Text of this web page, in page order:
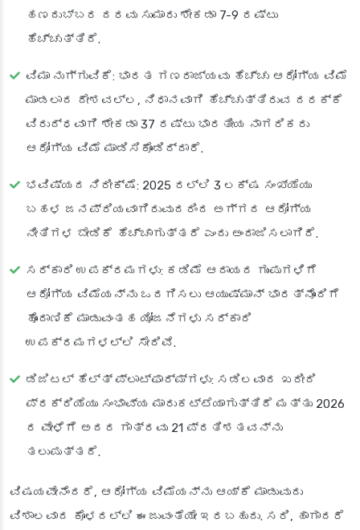
ಹಣದುಬ್ಬರ ದರವು ಸುಮಾರು ಶೇಕಡಾ 7-9 ರಷ್ಟು
ಹೆಚ್ಚುತ್ತಿದೆ.
ವಿಮಾ ನುಗ್ಗುವಿಕೆ: ಭಾರತ ಗಣರಾಜ್ಯವು ಹೆಚ್ಚು ಆರೋಗ್ಯ ವಿಮೆ
ಮಾಡಲಾದ ದೇಶವಲ್ಲ, ನಿಧಾನವಾಗಿ ಹೆಚ್ಚುತ್ತಿರುವ ದರಕ್ಕೆ
ವಿರುದ್ಧವಾಗಿ ಶೇಕಡಾ 37 ರಷ್ಟು ಭಾರತೀಯ ನಾಗರಿಕರು
ಆರೋಗ್ಯ ವಿಮೆ ಮಾಡಿಸಿಕೊಂಡಿದ್ದಾರೆ.
ಭವಿಷ್ಯದ ನಿರೀಕ್ಷೆ: 2025 ರಲ್ಲಿ 3 ಲಕ್ಷ ಸಂಖ್ಯೆಯು
ಬಹಳ ಜನಪ್ರಿಯವಾಗಿರುವುದರಿಂದ ಅಗ್ಗದ ಆರೋಗ್ಯ
ನೀತಿಗಳ ಬೇಡಿಕೆ ಹೆಚ್ಚಾಗುತ್ತದೆ ಎಂದು ಅಂದಾಜಿಸಲಾಗಿದೆ.
ಸರ್ಕಾರಿ ಉಪಕ್ರಮಗಳು: ಕಡಿಮೆ ಆದಾಯದ ಗುಂಪುಗಳಿಗೆ
ಆರೋಗ್ಯ ವಿಮೆಯನ್ನು ಒದಗಿಸಲು ಆಯುಷ್ಮಾನ್ ಭಾರತ್‌ನೊಂದಿಗೆ
ಹೊಂದಾಣಿಕೆ ಮಾಡುವಂತಹ ಯೋಜನೆಗಳು ಸರ್ಕಾರಿ
ಉಪಕ್ರಮಗಳಲ್ಲಿ ಸೇರಿವೆ.
ಡಿಜಿಟಲ್ ಹೆಲ್ತ್ ಪ್ಲಾಟ್‌ಫಾರ್ಮ್‌ಗಳು: ಸಡಿಲವಾದ ಖರೀದಿ
ಪ್ರಕ್ರಿಯೆಯು ಸಂಭಾವ್ಯ ಮಾರುಕಟ್ಟೆಯಾಗುತ್ತಿದೆ ಮತ್ತು 2026
ರ ವೇಳೆಗೆ ಅದರ ಗಾತ್ರವು 21 ಪ್ರತಿಶತವನ್ನು
ತಲುಪುತ್ತದೆ.
ವಿಷಯವೇನೆಂದರೆ, ಆರೋಗ್ಯ ವಿಮೆಯನ್ನು ಆಯ್ಕೆ ಮಾಡುವುದು
ವಿಶಾಲವಾದ ಕೊಳದಲ್ಲಿ ಈಜುವಂತೆಯೇ ಇರಬಹುದು. ಸರಿ, ಹಾಗಾದರೆ